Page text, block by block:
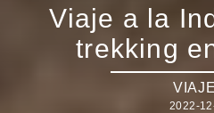
Viaje a la
trekking
2022-